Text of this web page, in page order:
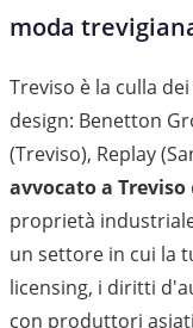
moda
Treviso è la culla
design: Benetton
(Treviso), Replay
avvocato a Treviso
proprietà
un settore in cui la
licensing, i diritti
con produttori